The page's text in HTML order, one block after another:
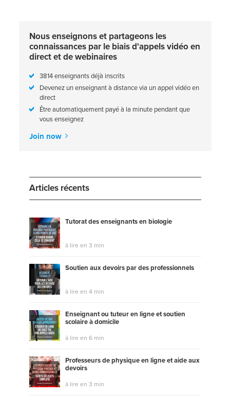
Nous enseignons et partageons les
connaissances par le biais d'appels vidéo en
direct et de webinaires
3814 enseignants déjà inscrits
Devenez un enseignant à distance via un appel vidéo en
direct
Être automatiquement payé à la minute pendant que
vous enseignez
Join now
Articles récents
Tutorat des enseignants en biologie
à lire en 3 min
Soutien aux devoirs par des professionnels
à lire en 4 min
Enseignant ou tuteur en ligne et soutien
scolaire à domicile
à lire en 6 min
Professeurs de physique en ligne et aide aux
devoirs
à lire en 3 min